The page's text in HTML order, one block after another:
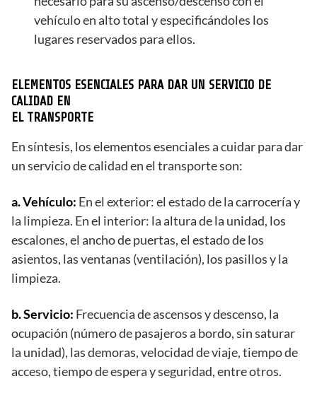
vehículo en alto total y especificándoles los
lugares reservados para ellos.
ELEMENTOS ESENCIALES PARA DAR UN SERVICIO DE
CALIDAD EN
EL TRANSPORTE
En síntesis, los elementos esenciales a cuidar para dar
un servicio de calidad en el transporte son:
a. Vehículo: En el exterior: el estado de la carrocería y
la limpieza. En el interior: la altura de la unidad, los
escalones, el ancho de puertas, el estado de los
asientos, las ventanas (ventilación), los pasillos y la
limpieza.
b. Servicio: Frecuencia de ascensos y descenso, la
ocupación (número de pasajeros a bordo, sin saturar
la unidad), las demoras, velocidad de viaje, tiempo de
acceso, tiempo de espera y seguridad, entre otros.